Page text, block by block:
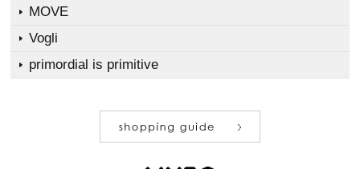
MOVE
Vogli
primordial is primitive